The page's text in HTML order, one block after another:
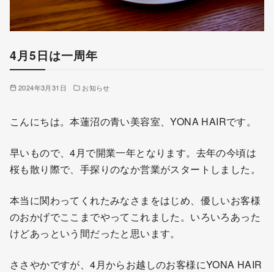
4月5日は一周年
2024年3月31日 お知らせ
こんにちは。本蓮沼の青い美容室、YONA HAIRです。
早いもので、4月で開業一年となります。去年の今頃は
桜も散り際で、手探りのなか営業がスタートしました。
本当に関わってくれたみなさまをはじめ、優しいお客様
のおかげでここまでやってこれました。いろいろあった
けどあっという間だったと思います。
ささやかですが、4月からお越しのお客様にYONA HAIR